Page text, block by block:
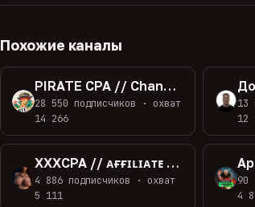
Похожие каналы
PIRATE CPA // Channel
28 550 подписчиков · охват
14 266
13
12
XXXCPA // ᴀғғɪʟɪᴀᴛᴇ ᴍᴀʀᴋᴇᴛɪɴɢ
4 886 подписчиков · охват
5 111
90
4